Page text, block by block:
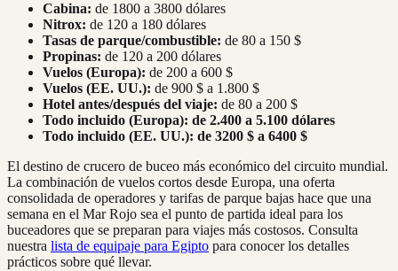
Cabina: de 1800 a 3800 dólares
Nitrox: de 120 a 180 dólares
Tasas de parque/combustible: de 80 a 150 $
Propinas: de 120 a 200 dólares
Vuelos (Europa): de 200 a 600 $
Vuelos (EE. UU.): de 900 $ a 1.800 $
Hotel antes/después del viaje: de 80 a 200 $
Todo incluido (Europa): de 2.400 a 5.100 dólares
Todo incluido (EE. UU.): de 3200 $ a 6400 $
El destino de crucero de buceo más económico del circuito mundial.
La combinación de vuelos cortos desde Europa, una oferta
consolidada de operadores y tarifas de parque bajas hace que una
semana en el Mar Rojo sea el punto de partida ideal para los
buceadores que se preparan para viajes más costosos. Consulta
nuestra lista de equipaje para Egipto para conocer los detalles
prácticos sobre qué llevar.